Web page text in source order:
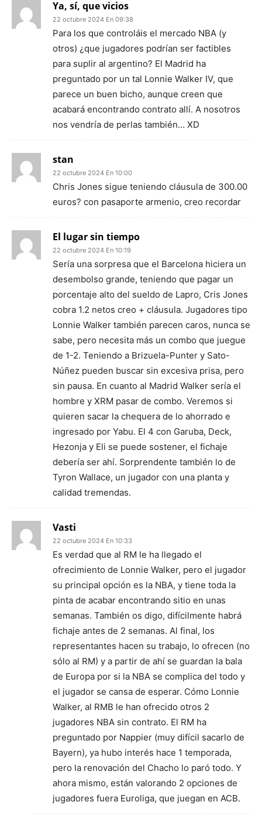
Ya, sí, que vicios
22 octubre 2024 En 09:38
Para los que controláis el mercado NBA (y
otros) ¿que jugadores podrían ser factibles
para suplir al argentino? El Madrid ha
preguntado por un tal Lonnie Walker IV, que
parece un buen bicho, aunque creen que
acabará encontrando contrato allí. A nosotros
nos vendría de perlas también… XD
stan
22 octubre 2024 En 10:00
Chris Jones sigue teniendo cláusula de 300.00
euros? con pasaporte armenio, creo recordar
El lugar sin tiempo
22 octubre 2024 En 10:19
Sería una sorpresa que el Barcelona hiciera un
desembolso grande, teniendo que pagar un
porcentaje alto del sueldo de Lapro, Cris Jones
cobra 1.2 netos creo + cláusula. Jugadores tipo
Lonnie Walker también parecen caros, nunca se
sabe, pero necesita más un combo que juegue
de 1-2. Teniendo a Brizuela-Punter y Sato-
Núñez pueden buscar sin excesiva prisa, pero
sin pausa. En cuanto al Madrid Walker sería el
hombre y XRM pasar de combo. Veremos si
quieren sacar la chequera de lo ahorrado e
ingresado por Yabu. El 4 con Garuba, Deck,
Hezonja y Eli se puede sostener, el fichaje
debería ser ahí. Sorprendente también lo de
Tyron Wallace, un jugador con una planta y
calidad tremendas.
Vasti
22 octubre 2024 En 10:33
Es verdad que al RM le ha llegado el
ofrecimiento de Lonnie Walker, pero el jugador
su principal opción es la NBA, y tiene toda la
pinta de acabar encontrando sitio en unas
semanas. También os digo, difícilmente habrá
fichaje antes de 2 semanas. Al final, los
representantes hacen su trabajo, lo ofrecen (no
sólo al RM) y a partir de ahí se guardan la bala
de Europa por si la NBA se complica del todo y
el jugador se cansa de esperar. Cómo Lonnie
Walker, al RMB le han ofrecido otros 2
jugadores NBA sin contrato. El RM ha
preguntado por Nappier (muy difícil sacarlo de
Bayern), ya hubo interés hace 1 temporada,
pero la renovación del Chacho lo paró todo. Y
ahora mismo, están valorando 2 opciones de
jugadores fuera Euroliga, que juegan en ACB.